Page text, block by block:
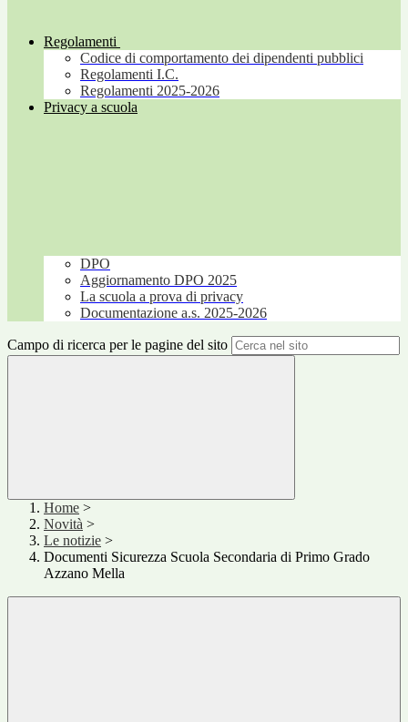
Regolamenti
Codice di comportamento dei dipendenti pubblici
Regolamenti I.C.
Regolamenti 2025-2026
Privacy a scuola
DPO
Aggiornamento DPO 2025
La scuola a prova di privacy
Documentazione a.s. 2025-2026
Campo di ricerca per le pagine del sito
Home >
Novità >
Le notizie >
Documenti Sicurezza Scuola Secondaria di Primo Grado
Azzano Mella